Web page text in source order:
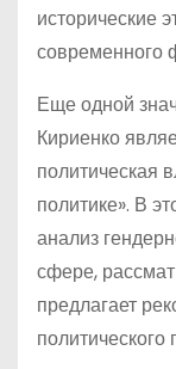
исторические
современного
Еще одной
Кириенко
политическая
политике». В
анализ
сфере,
предлагает
политического